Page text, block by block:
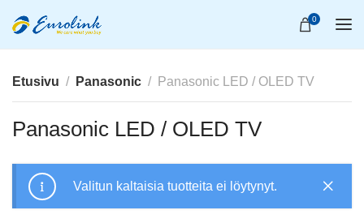
0
Etusivu Panasonic Panasonic LED / OLED TV
Panasonic LED / OLED TV
Valitun kaltaisia tuotteita ei löytynyt.